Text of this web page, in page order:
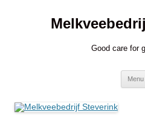
Good care for
Menu